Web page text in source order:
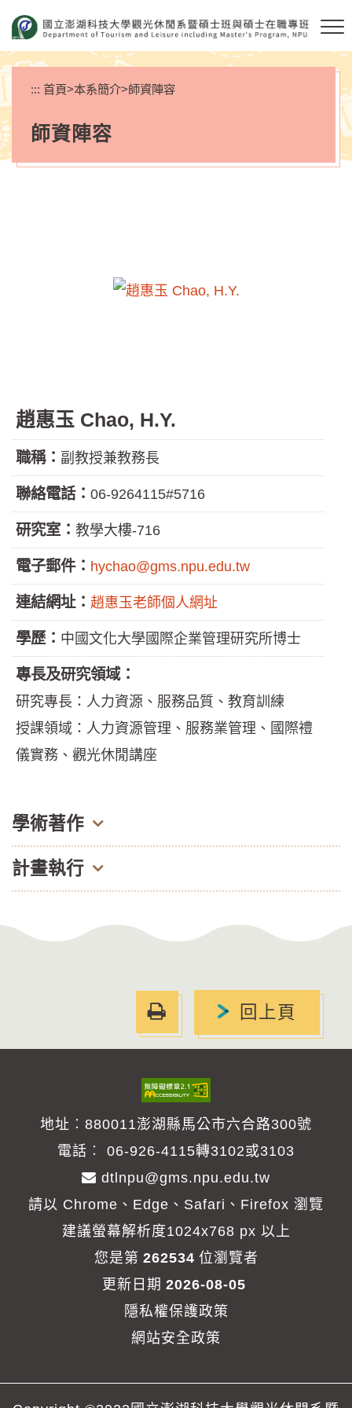
要
內
容
區
塊
::: 首頁>本系簡介>師資陣容
師資陣容
趙惠玉 Chao, H.Y.
職稱： 副教授兼教務長
聯絡電話： 06-9264115#5716
研究室： 教學大樓-716
電子郵件： hychao@gms.npu.edu.tw
連結網址： 趙惠玉老師個人網址
學歷： 中國文化大學國際企業管理研究所博士
專長及研究領域：
研究專長：人力資源、服務品質、教育訓練
授課領域：人力資源管理、服務業管理、國際禮
儀實務、觀光休閒講座
學術著作
期刊論文
探討臺灣綠色旅館發展趨勢之研究。島嶼觀光研究，
2. 林芳儀、趙惠玉（2020年）。旅館業中高階主管
之管理職能：產業現職員工之觀點。臺灣當代觀光，
5(5)，1-22。
意度：三年期調查。島嶼觀光研究。島嶼觀光研究：
指標收錄：ACI (Impact factor: 0.238)；區域研究及
地理學門期刊：第四名，13(2)，1-26。
4. 趙惠玉、陳郁婷（2017年04月）。澎湖民宿的經
營與參加認證制度關係之研究。島嶼觀光研究，
10(1)，p.77-91。
5. 趙惠玉（2016年06月）。職場共通職能、實習滿
意度與就業意願關係之研究。島嶼觀光研究，9(2)，
計畫執行
年03月01日至2025年3月31日)，福華國際文教會館
公務人力發展學院。
部觀光局澎湖國家風景區管理處--109年澎湖國家風
景區遊客人次推估、行為及滿意度調查。(2020年1月
至2021年3月)交通部觀光局澎湖國家風景區管理處，
臺灣澎湖。
3. 趙惠玉(計畫主持人)、林芳儀(訓練教師)。交通部
觀光局澎湖國家風景區管理處--109年專家神祕客稽
核員與內部自主稽核員教育訓練。(2020年1月至
2020年8月)交通部觀光局澎湖國家風景區管理處，臺
4. 趙惠玉(計畫主持人)、林芳儀(共同主持人)。交通
心優化服務驗證執行案。(2019年4月至2019年12月)
善
列
回上頁
地址︰880011澎湖縣馬公市六合路300號
電話︰ 06-926-4115轉3102或3103
dtlnpu@gms.npu.edu.tw
請以 Chrome、Edge、Safari、Firefox 瀏覽
建議螢幕解析度1024x768 px 以上
您是第 262534 位瀏覽者
更新日期 2026-08-05
隱私權保護政策
網站安全政策